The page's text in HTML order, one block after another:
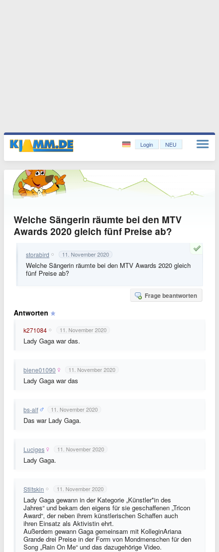
Login NEU
Welche Sängerin räumte bei den MTV
Awards 2020 gleich fünf Preise ab?
storabird 11. November 2020
Welche Sängerin räumte bei den MTV Awards 2020 gleich
fünf Preise ab?
Frage beantworten
Antworten
k271084 11. November 2020
Lady Gaga war das.
biene01090 11. November 2020
Lady Gaga war das
bs-alf 11. November 2020
Das war Lady Gaga.
Luciges 11. November 2020
Lady Gaga.
Stiltskin 11. November 2020
Lady Gaga gewann in der Kategorie „Künstler*in des
Jahres“ und bekam den eigens für sie geschaffenen „Tricon
Award“, der neben ihrem künstlerischen Schaffen auch
ihren Einsatz als Aktivistin ehrt.
Außerdem gewann Gaga gemeinsam mit KolleginAriana
Grande drei Preise in der Form von Mondmenschen für den
Song „Rain On Me“ und das dazugehörige Video.